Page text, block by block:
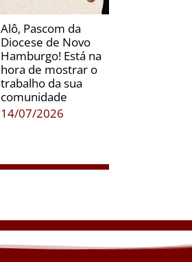
Alô, Pascom da
Diocese de Novo
Hamburgo! Está na
hora de mostrar o
trabalho da sua
comunidade
14/07/2026